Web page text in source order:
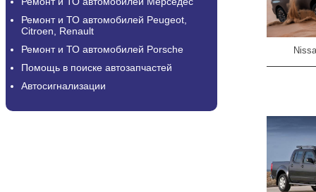
Ремонт и ТО автомобилей Peugeot,
Citroen, Renault
Ремонт и ТО автомобилей Porsche
Помощь в поиске автозапчастей
Автосигнализации